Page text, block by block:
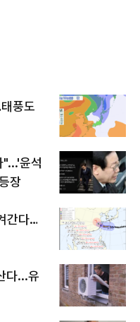
풍도
윤석
장
간다…
다...유